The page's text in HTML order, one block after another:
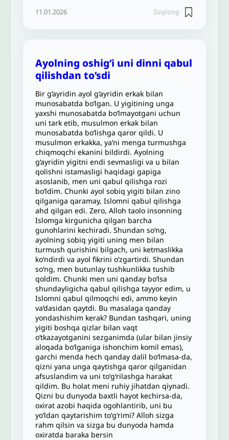
11.01.2026 Saqlang
Ayolning oshig‘i uni dinni qabul
qilishdan to’sdi
Bir g‘ayridin ayol g‘ayridin erkak bilan
munosabatda bo‘lgan. U yigitining unga
yaxshi munosabatda bo‘lmayotgani uchun
uni tark etib, musulmon erkak bilan
munosabatda bo’lishga qaror qildi. U
musulmon erkakka, ya’ni menga turmushga
chiqmoqchi ekanini bildirdi. Ayolning
g‘ayridin yigitni endi sevmasligi va u bilan
qolishni istamasligi haqidagi gapiga
asoslanib, men uni qabul qilishga rozi
bo‘ldim. Chunki ayol sobiq yigiti bilan zino
qilganiga qaramay, Islomni qabul qilishga
ahd qilgan edi. Zero, Alloh taolo insonning
Islomga kirgunicha qilgan barcha
gunohlarini kechiradi. Shundan so‘ng,
ayolning sobiq yigiti uning men bilan
turmush qurishini bilgach, uni ketmaslikka
ko‘ndirdi va ayol fikrini o‘zgartirdi. Shundan
soʻng, men butunlay tushkunlikka tushib
qoldim. Chunki men uni qanday bo‘lsa
shundayligicha qabul qilishga tayyor edim, u
Islomni qabul qilmoqchi edi, ammo keyin
va’dasidan qaytdi. Bu masalaga qanday
yondashishim kerak? Bundan tashqari, uning
yigiti boshqa qizlar bilan vaqt
o‘tkazayotganini sezganimda (ular bilan jinsiy
aloqada bo‘lganiga ishonchim komil emas),
garchi menda hech qanday dalil bo‘lmasa-da,
qizni yana unga qaytishga qaror qilganidan
afsuslandim va uni toʻgʻrilashga harakat
qildim. Bu holat meni ruhiy jihatdan qiynadi.
Qizni bu dunyoda baxtli hayot kechirsa-da,
oxirat azobi haqida ogohlantirib, uni bu
yoʻldan qaytarishim toʻgʻrimi? Alloh sizga
rahm qilsin va sizga bu dunyoda hamda
oxiratda baraka bersin